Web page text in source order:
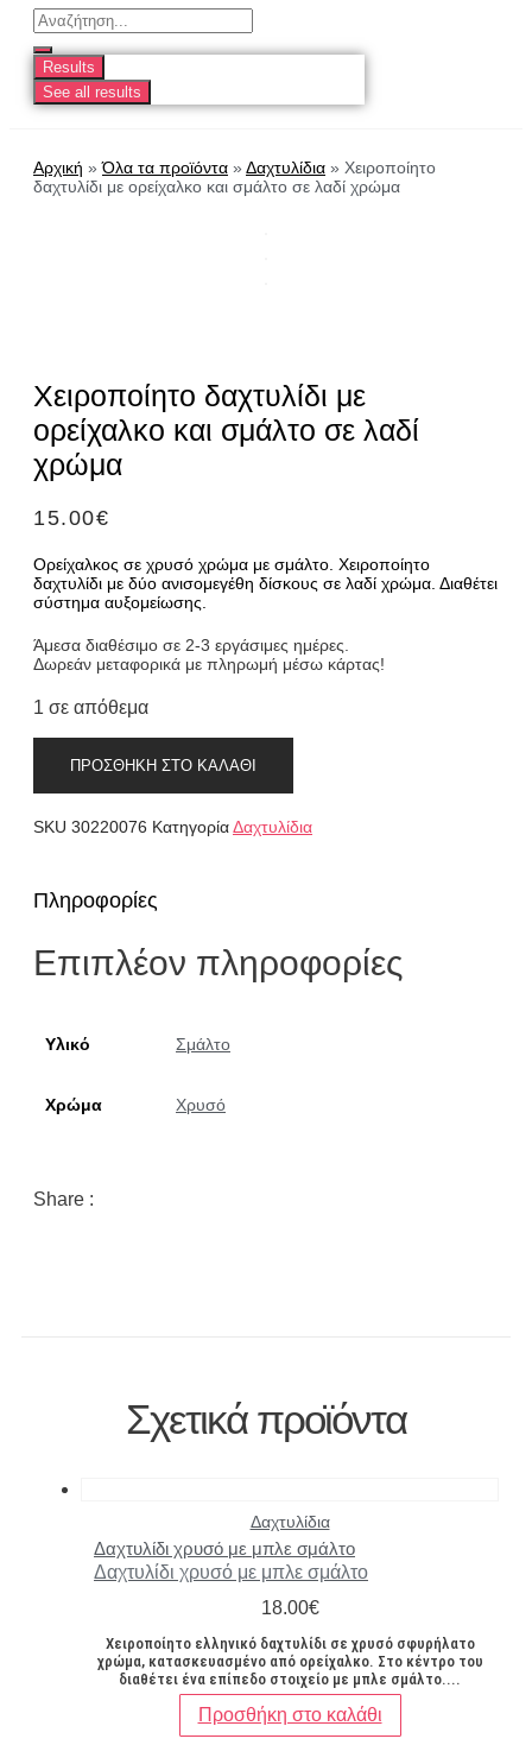
Search
...
Results
See all results
Αρχική »Όλα τα προϊόντα » Δαχτυλίδια » Χειροποίητο
δαχτυλίδι με ορείχαλκο και σμάλτο σε λαδί χρώμα
Χειροποίητο δαχτυλίδι με
ορείχαλκο και σμάλτο σε λαδί
χρώμα
15.00€
Ορείχαλκος σε χρυσό χρώμα με σμάλτο. Χειροποίητο
δαχτυλίδι με δύο ανισομεγέθη δίσκους σε λαδί χρώμα. Διαθέτει
σύστημα αυξομείωσης.
Άμεσα διαθέσιμο σε 2-3 εργάσιμες ημέρες.
Δωρεάν μεταφορικά με πληρωμή μέσω κάρτας!
1 σε απόθεμα
δαχτυλίδι
με
και
λαδί
χρώμα
ΠΡΟΣΘΉΚΗ ΣΤΟ ΚΑΛΆΘΙ
SKU 30220076 ΚατηγορίαΔαχτυλίδια
Πληροφορίες
Επιπλέον πληροφορίες
Υλικό Σμάλτο
Χρώμα Χρυσό
Share :
Σχετικά προϊόντα
Δαχτυλίδια
Δαχτυλίδι χρυσό με μπλε σμάλτο
Δαχτυλίδι χρυσό με μπλε σμάλτο
18.00€
Χειροποίητο ελληνικό δαχτυλίδι σε χρυσό σφυρήλατο
χρώμα, κατασκευασμένο από ορείχαλκο. Στο κέντρο του
διαθέτει ένα επίπεδο στοιχείο με μπλε σμάλτο....
Προσθήκη στο καλάθι